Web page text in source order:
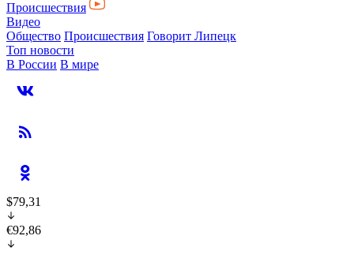
Происшествия
Видео
Общество Происшествия Говорит Липецк
Топ новости
В России В мире
$79,31
€92,86